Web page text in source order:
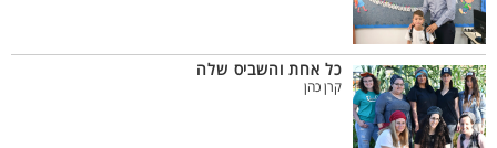
כל אחת והשביס שלה
קרן כהן